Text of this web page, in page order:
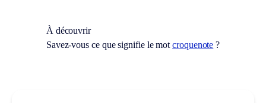
À découvrir
Savez-vous ce que signifie le motcroquenote ?